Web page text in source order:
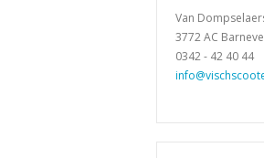
Van
3772 AC
0342 - 42 40 44